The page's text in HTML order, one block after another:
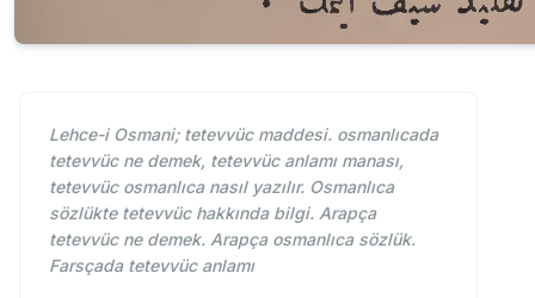
Lehce-i Osmani; tetevvüc maddesi. osmanlıcada
tetevvüc ne demek, tetevvüc anlamı manası,
tetevvüc osmanlıca nasıl yazılır. Osmanlıca
sözlükte tetevvüc hakkında bilgi. Arapça
tetevvüc ne demek. Arapça osmanlıca sözlük.
Farsçada tetevvüc anlamı